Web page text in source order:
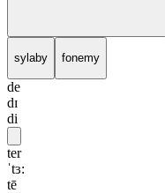
sylaby fonemy
de
dɪ
di
ter
ˈtɜ:
tē